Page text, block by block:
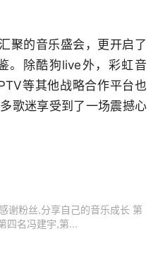
聚的音乐盛会，更开启了
。除酷狗live外，彩虹音
等其他战略合作平台也
歌迷享受到了一场震撼心
谢粉丝,分享自己的音乐成长 第
四名冯建宇,第...